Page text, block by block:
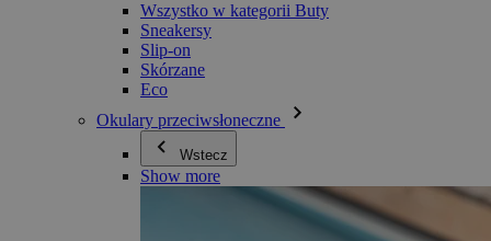
Wszystko w kategorii Buty
Sneakersy
Slip-on
Skórzane
Eco
Okulary przeciwsłoneczne
Wstecz
Show more